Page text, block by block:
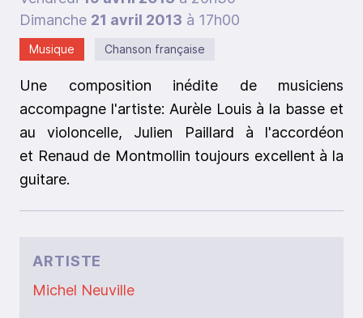
Dimanche 21 avril 2013 à 17h00
Musique Chanson française
Une composition inédite de musiciens
accompagne l'artiste: Aurèle Louis à la basse et
au violoncelle, Julien Paillard à l'accordéon
et Renaud de Montmollin toujours excellent à la
guitare.
ARTISTE
Michel Neuville